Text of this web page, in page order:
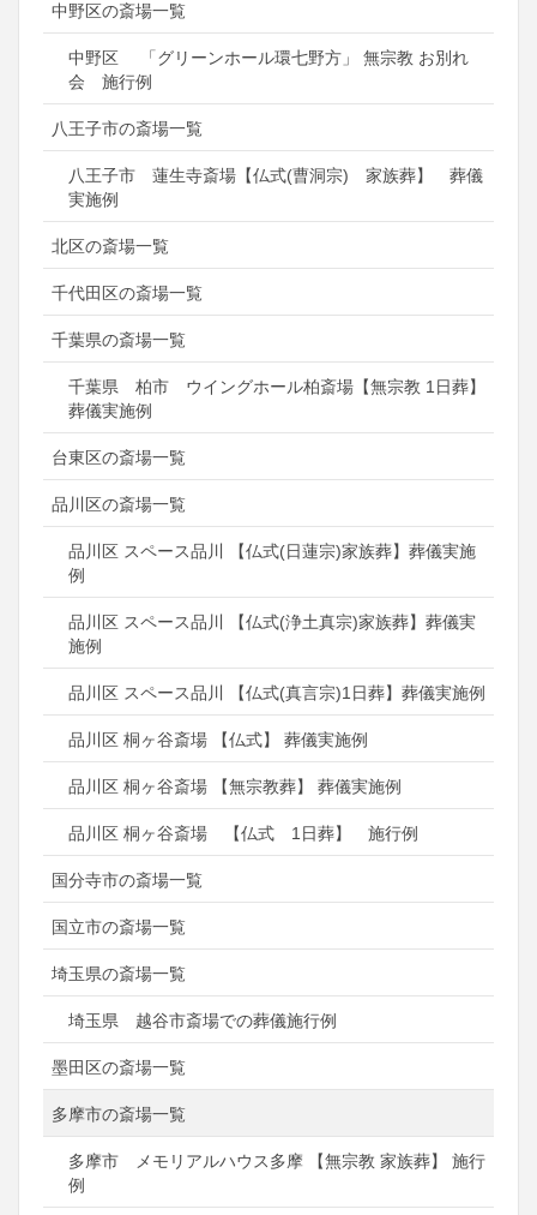
中野区の斎場一覧
中野区 「グリーンホール環七野方」 無宗教 お別れ
会 施行例
八王子市の斎場一覧
八王子市 蓮生寺斎場【仏式(曹洞宗) 家族葬】 葬儀
実施例
北区の斎場一覧
千代田区の斎場一覧
千葉県の斎場一覧
千葉県 柏市 ウイングホール柏斎場【無宗教 1日葬】
葬儀実施例
台東区の斎場一覧
品川区の斎場一覧
品川区 スペース品川 【仏式(日蓮宗)家族葬】葬儀実施
例
品川区 スペース品川 【仏式(浄土真宗)家族葬】葬儀実
施例
品川区 スペース品川 【仏式(真言宗)1日葬】葬儀実施例
品川区 桐ヶ谷斎場 【仏式】 葬儀実施例
品川区 桐ヶ谷斎場 【無宗教葬】 葬儀実施例
品川区 桐ヶ谷斎場 【仏式 1日葬】 施行例
国分寺市の斎場一覧
国立市の斎場一覧
埼玉県の斎場一覧
埼玉県 越谷市斎場での葬儀施行例
墨田区の斎場一覧
多摩市の斎場一覧
多摩市 メモリアルハウス多摩 【無宗教 家族葬】 施行
例